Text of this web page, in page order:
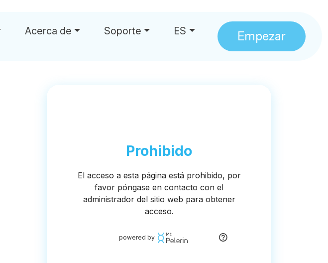
Acerca de Soporte ES Empezar